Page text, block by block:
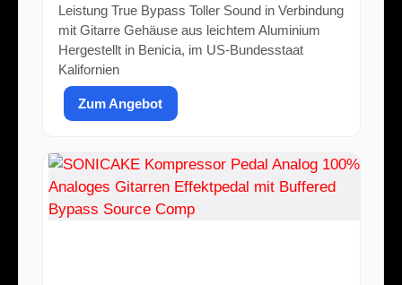
Leistung True Bypass Toller Sound in Verbindung
mit Gitarre Gehäuse aus leichtem Aluminium
Hergestellt in Benicia, im US-Bundesstaat
Kalifornien
Zum Angebot